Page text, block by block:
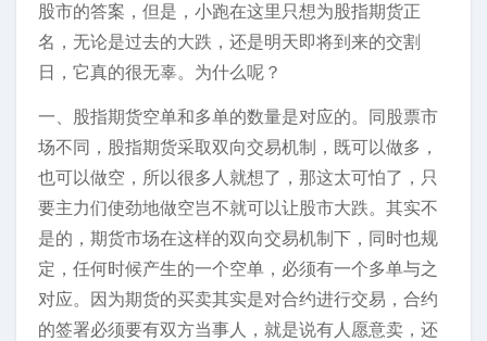
股市的答案，但是，小跑在这里只想为股指期货正
名，无论是过去的大跌，还是明天即将到来的交割
日，它真的很无辜。为什么呢？
一、股指期货空单和多单的数量是对应的。同股票市
场不同，股指期货采取双向交易机制，既可以做多，
也可以做空，所以很多人就想了，那这太可怕了，只
要主力们使劲地做空岂不就可以让股市大跌。其实不
是的，期货市场在这样的双向交易机制下，同时也规
定，任何时候产生的一个空单，必须有一个多单与之
对应。因为期货的买卖其实是对合约进行交易，合约
的签署必须要有双方当事人，就是说有人愿意卖，还